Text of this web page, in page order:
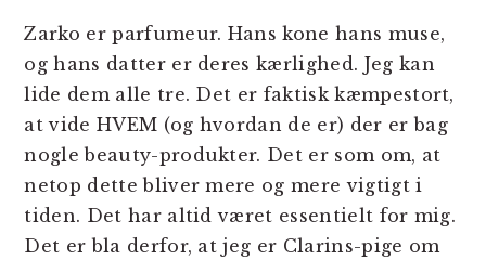
Zarko er parfumeur. Hans kone hans muse,
og hans datter er deres kærlighed. Jeg kan
lide dem alle tre. Det er faktisk kæmpestort,
at vide HVEM (og hvordan de er) der er bag
nogle beauty-produkter. Det er som om, at
netop dette bliver mere og mere vigtigt i
tiden. Det har altid været essentielt for mig.
Det er bla derfor, at jeg er Clarins-pige om